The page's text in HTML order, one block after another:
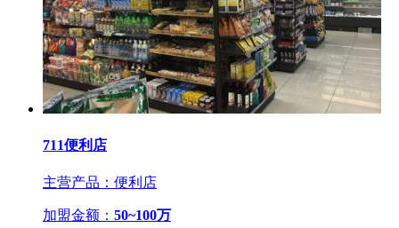
711便利店
主营产品：便利店
加盟金额： 50~100万